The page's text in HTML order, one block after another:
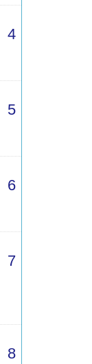
4
5
6
7
8